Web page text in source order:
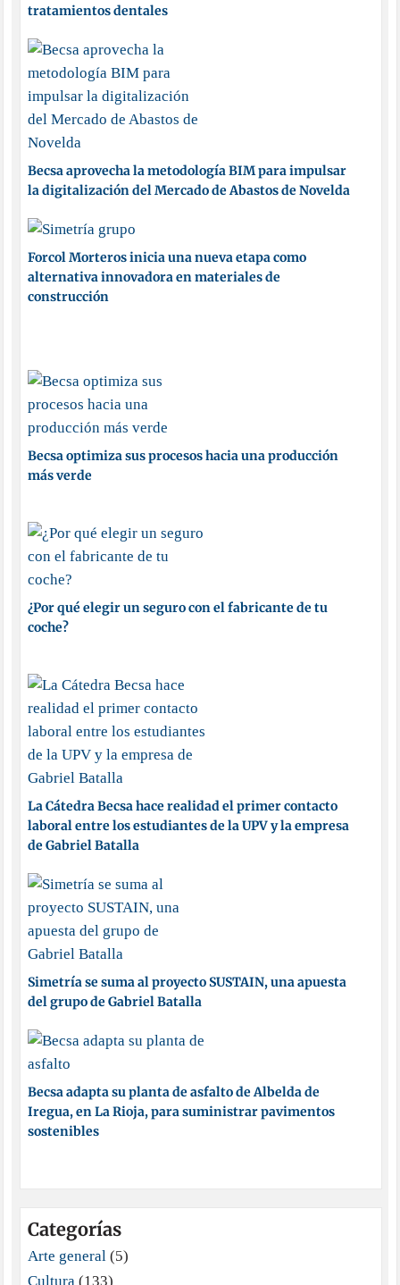
tratamientos dentales
Becsa aprovecha la metodología BIM para impulsar
la digitalización del Mercado de Abastos de Novelda
Forcol Morteros inicia una nueva etapa como
alternativa innovadora en materiales de
construcción
Becsa optimiza sus procesos hacia una producción
más verde
¿Por qué elegir un seguro con el fabricante de tu
coche?
La Cátedra Becsa hace realidad el primer contacto
laboral entre los estudiantes de la UPV y la empresa
de Gabriel Batalla
Simetría se suma al proyecto SUSTAIN, una apuesta
del grupo de Gabriel Batalla
Becsa adapta su planta de asfalto de Albelda de
Iregua, en La Rioja, para suministrar pavimentos
sostenibles
Categorías
Arte general (5)
Cultura (133)